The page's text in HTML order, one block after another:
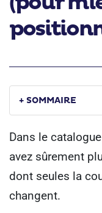
+ SOMMAIRE
Dans le
avez sûrement
dont seules la
changent.